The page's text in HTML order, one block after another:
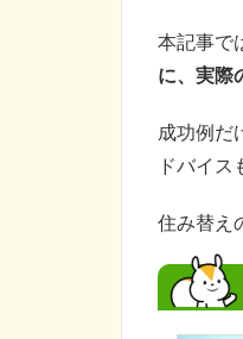
本記事で
に、実際
成功例だ
ドバイス
住み替え